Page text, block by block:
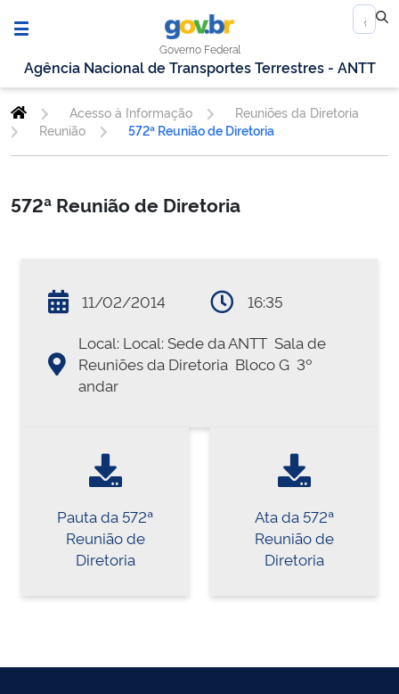
Governo Federal
Agência Nacional de Transportes Terrestres - ANTT
Acesso à Informação
Reuniões da Diretoria
Reunião
572ª Reunião de Diretoria
572ª Reunião de Diretoria
11/02/2014
16:35
Local: Local: Sede da ANTT  Sala de
Reuniões da Diretoria  Bloco G  3º
andar
Pauta da 572ª
Reunião de
Diretoria
Ata da 572ª
Reunião de
Diretoria